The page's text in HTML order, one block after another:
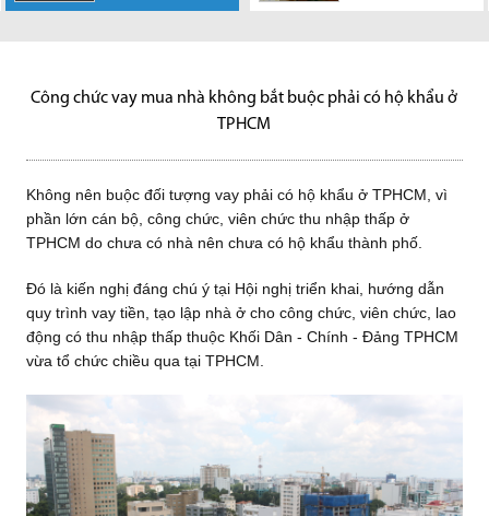
Giao các sở,
HoREA cho rằng
Không nên buộc
Công chức vay mua nhà không bắt buộc phải có hộ khẩu ở
TPHCM
Không nên buộc đối tượng vay phải có hộ khẩu ở TPHCM, vì
phần lớn cán bộ, công chức, viên chức thu nhập thấp ở
TPHCM do chưa có nhà nên chưa có hộ khẩu thành phố.
Đó là kiến nghị đáng chú ý tại Hội nghị triển khai, hướng dẫn
quy trình vay tiền, tạo lập nhà ở cho công chức, viên chức, lao
động có thu nhập thấp thuộc Khối Dân - Chính - Đảng TPHCM
vừa tổ chức chiều qua tại TPHCM.